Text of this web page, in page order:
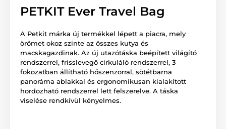
PETKIT Ever Travel Bag
A Petkit márka új termékkel lépett a piacra, mely
örömet okoz szinte az összes kutya és
macskagazdinak. Az új utazótáska beépített világító
rendszerrel, frisslevegő cirkuláló rendszerrel, 3
fokozatban állítható hőszenzorral, sötétbarna
panoráma ablakkal és ergonomikusan kialakított
hordozható rendszerrel lett felszerelve. A táska
viselése rendkívül kényelmes.